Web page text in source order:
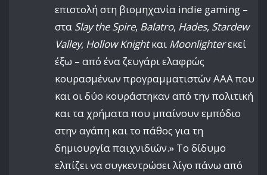
επιστολή στη βιομηχανία indie gaming –
στα Slay the Spire, Balatro, Hades, Stardew
Valley, Hollow Knightκαι Moonlighterεκεί
έξω – από ένα ζευγάρι ελαφρώς
κουρασμένων προγραμματιστών AAA που
και οι δύο κουράστηκαν από την πολιτική
και τα χρήματα που μπαίνουν εμπόδιο
στην αγάπη και το πάθος για τη
δημιουργία παιχνιδιών.» Το δίδυμο
ελπίζει να συγκεντρώσει λίγο πάνω από